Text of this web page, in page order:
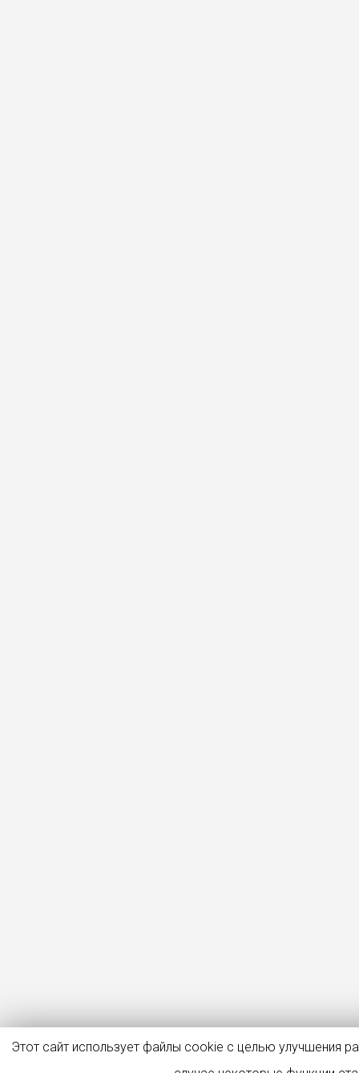
Этот сайт использует файлы cookie с целью улучшения